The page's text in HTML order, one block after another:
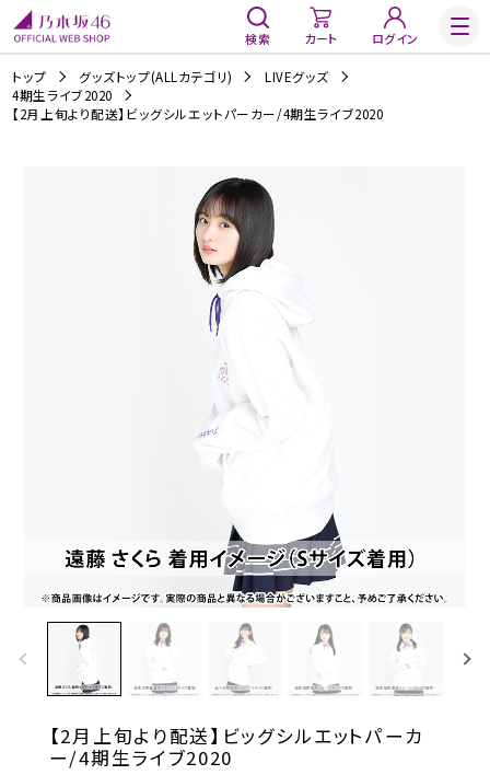
検索 カート ログイン
トップ グッズトップ(ALLカテゴリ)
LIVEグッズ
4期生ライブ2020
【2月上旬より配送】ビッグシルエットパーカー/4期生ライブ2020
【2月上旬より配送】ビッグシルエットパーカ
ー/4期生ライブ2020